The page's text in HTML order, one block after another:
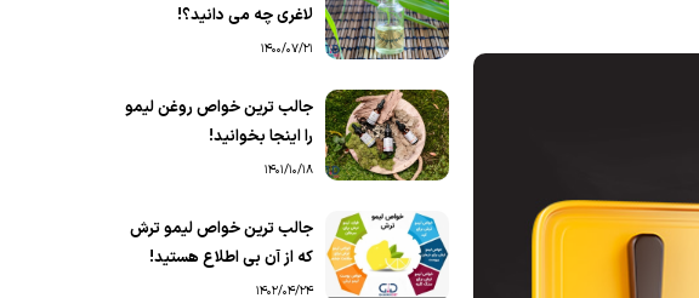
لاغری چه می دانید؟!
1400/07/21
جالب ترین خواص روغن لیمو
را اینجا بخوانید!
1401/10/18
جالب ترین خواص لیمو ترش
که از آن بی اطلاع هستید!
1402/04/24